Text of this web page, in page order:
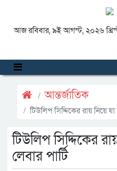
আজ রবিবার, ৯ই আগস্ট, ২০২৬
আন্তর্জাতিক
টিউলিপ সিদ্দিকের রায় নিয়ে
টিউলিপ সিদ্দিকের
লেবার পার্টি